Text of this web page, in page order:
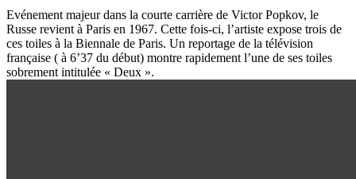
Evénement majeur dans la courte carrière de Victor Popkov, le
Russe revient à Paris en 1967. Cette fois-ci, l’artiste expose trois de
ces toiles à la Biennale de Paris. Un reportage de la télévision
française ( à 6’37 du début) montre rapidement l’une de ses toiles
sobrement intitulée « Deux ».